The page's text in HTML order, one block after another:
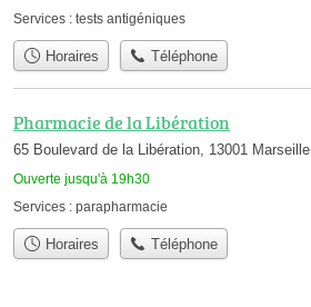
Services : tests antigéniques
Horaires Téléphone
Pharmacie de la Libération
65 Boulevard de la Libération, 13001 Marseille
Ouverte jusqu'à 19h30
Services : parapharmacie
Horaires Téléphone